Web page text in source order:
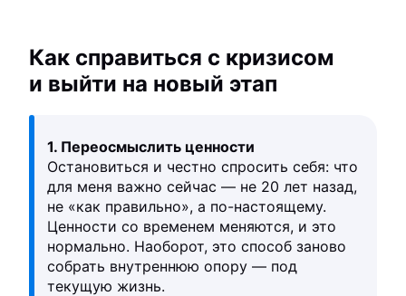
Как справиться с кризисом
и выйти на новый этап
1. Переосмыслить ценности
Остановиться и честно спросить себя: что
для меня важно сейчас — не 20 лет назад,
не «как правильно», а по-настоящему.
Ценности со временем меняются, и это
нормально. Наоборот, это способ заново
собрать внутреннюю опору — под
текущую жизнь.